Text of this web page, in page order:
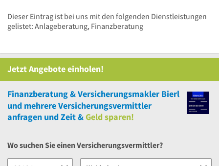
Dieser Eintrag ist bei uns mit den folgenden Dienstleistungen
gelistet: Anlageberatung, Finanzberatung
Jetzt Angebote einholen!
Finanzberatung & Versicherungsmakler Bierl
und mehrereVersicherungsvermittler
anfragen und Zeit &Geld sparen!
Wo suchen Sie einen Versicherungsvermittler?